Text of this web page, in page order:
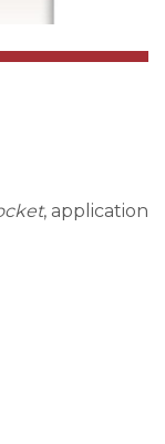
, application